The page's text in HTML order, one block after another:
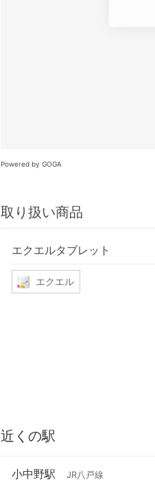
Powered by GOGA
取り扱い商品
エクエルタブレット
エクエル
近くの駅
小中野駅 JR八戸線